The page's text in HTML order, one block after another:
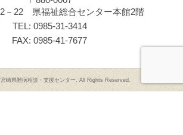
－22 県福祉総合センター本館2階
TEL: 0985-31-3414
FAX: 0985-41-7677
崎県難病相談・支援センター. All Rights Reserved.